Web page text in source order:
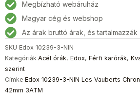
karóra
42mm
3ATM
mennyiség
Megbízható webáruház
Magyar cég és webshop
Az árak bruttó árak, és tartalmazzák
SKU Edox 10239-3-NIN
Kategóriák Acél órák, Edox, Férfi karórák,
szerint
Címke Edox 10239-3-NIN Les Vauberts
42mm 3ATM